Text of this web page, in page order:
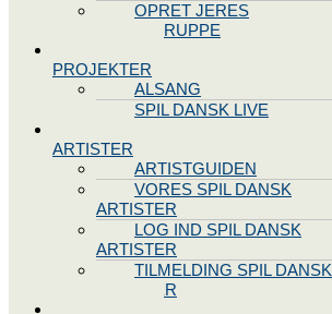
OPRET JERES
STYREGRUPPE
PROJEKTER
ALSANG
SPIL DANSK LIVE
ARTISTER
ARTISTGUIDEN
VORES SPIL DANSK
ARTISTER
LOG IND SPIL DANSK
ARTISTER
TILMELDING SPIL DANSK
ARTISTER